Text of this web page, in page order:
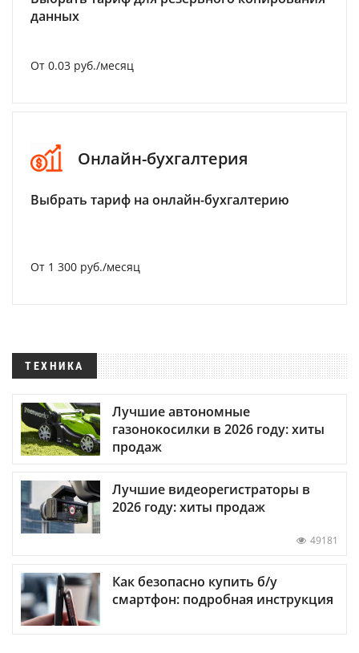
данных
От 0.03 руб./месяц
Онлайн-бухгалтерия
Выбрать тариф на онлайн-бухгалтерию
От 1 300 руб./месяц
ТЕХНИКА
Лучшие автономные
газонокосилки в 2026 году: хиты
продаж
Лучшие видеорегистраторы в
2026 году: хиты продаж
49181
Как безопасно купить б/у
смартфон: подробная инструкция